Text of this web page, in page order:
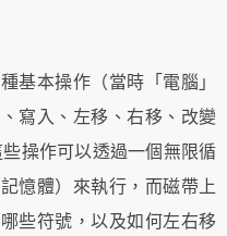
基本操作（當時「電腦」
寫入、左移、右移、改變
操作可以透過一個無限循
憶體）來執行，而磁帶上
些符號，以及如何左右移